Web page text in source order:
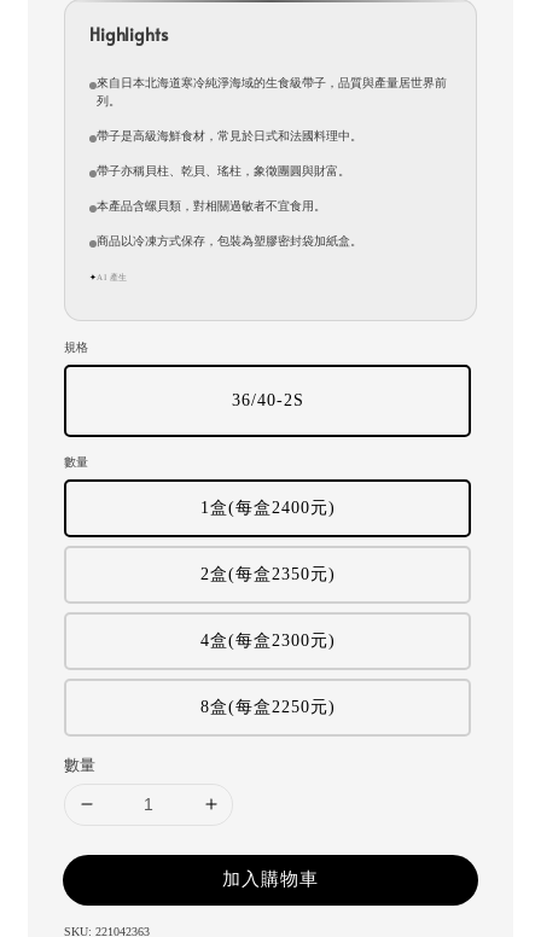
Highlights
來自日本北海道寒冷純淨海域的生食級帶子，品質與產量居世界前
列。
帶子是高級海鮮食材，常見於日式和法國料理中。
帶子亦稱貝柱、乾貝、瑤柱，象徵團圓與財富。
本產品含螺貝類，對相關過敏者不宜食用。
商品以冷凍方式保存，包裝為塑膠密封袋加紙盒。
✦AI 產生
規格
36/40-2S
數量
1盒(每盒2400元)
2盒(每盒2350元)
4盒(每盒2300元)
8盒(每盒2250元)
數量
加入購物車
SKU: 221042363